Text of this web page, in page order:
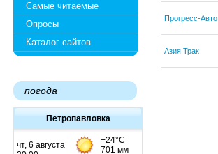
Самые читаемые
Опросы
Каталог сайтов
погода
Петропавловка
Прогресс-Авто
Азия Трак